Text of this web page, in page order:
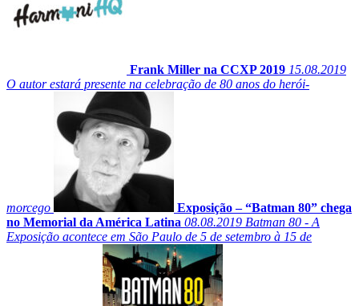
Frank Miller na CCXP 2019 15.08.2019
O autor estará presente na celebração de 80 anos do herói-
morcego
Exposição – “Batman 80” chega
no Memorial da América Latina 08.08.2019 Batman 80 - A
Exposição acontece em São Paulo de 5 de setembro à 15 de